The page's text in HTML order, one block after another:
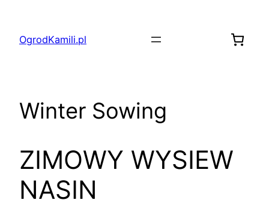
treściOgrodKamili.pl
Winter Sowing
ZIMOWY WYSIEW
NASIN